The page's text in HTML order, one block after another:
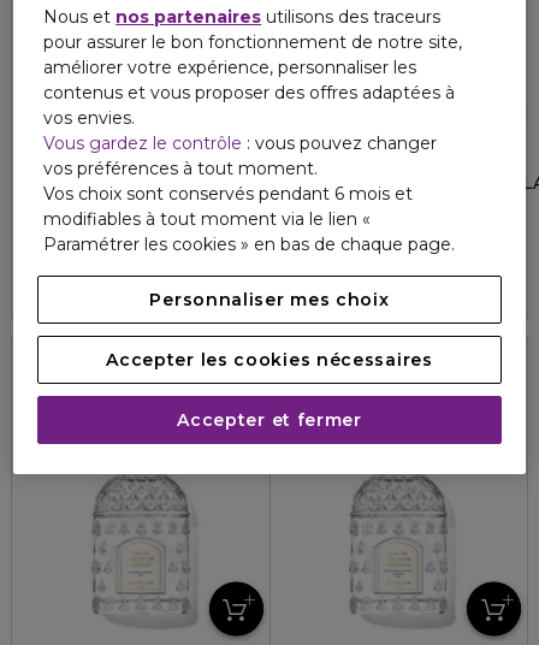
HERMÈS
EAU D'ORANGE VERTE
Eau de cologne
À partir de109,50 €
4 formats
4.8 284
HERMÈS
EAU DE RHUBARBE
Eau de cologne
À partir de109,50 €
2 formats
4.7 24
Nous et nos partenaires utilisons des traceurs
pour assurer le bon fonctionnement de notre site,
améliorer votre expérience, personnaliser les
contenus et vous proposer des offres adaptées à
vos envies.
Vous gardez le contrôle : vous pouvez changer
vos préférences à tout moment.
Vos choix sont conservés pendant 6 mois et
modifiables à tout moment via le lien «
Paramétrer les cookies » en bas de chaque page.
Personnaliser mes choix
Accepter les cookies nécessaires
Accepter et fermer